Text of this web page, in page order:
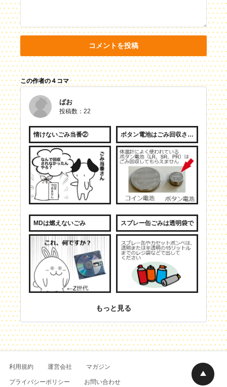
コメントを投稿
この作者の４コマ
ばお
投稿数：22
情けないごみ当番② ボタン電池はごみ回収されません
MDは燃えないごみ スプレー缶ごみは透明袋で
もっと見る
利用規約 運営会社 マガジン
プライバシーポリシー お問い合わせ